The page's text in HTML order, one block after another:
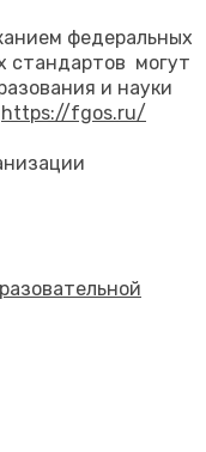
федеральных
стандартов могут
и науки
https://fgos.ru/